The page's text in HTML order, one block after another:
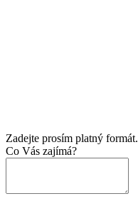
Zadejte prosím platný formát.
Co Vás zajímá?